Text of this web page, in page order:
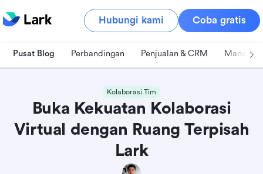
Hubungi kami Coba gratis
Pusat Blog Perbandingan Penjualan & CRM
Kolaborasi Tim
Buka Kekuatan Kolaborasi
Virtual dengan Ruang Terpisah
Lark